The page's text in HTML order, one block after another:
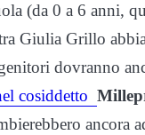
(da 0 a 6 anni,
Giulia Grillo
dovranno
cosiddetto
ancora